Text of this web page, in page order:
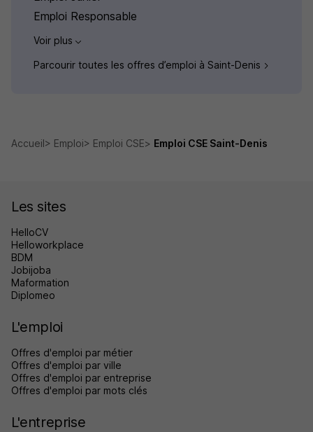
Emploi Responsable
Voir plus
Parcourir toutes les offres d’emploi à Saint-Denis
Accueil Emploi Emploi CSE Emploi CSE Saint-Denis
Les sites
HelloCV
Helloworkplace
BDM
Jobijoba
Maformation
Diplomeo
L'emploi
Offres d'emploi par métier
Offres d'emploi par ville
Offres d'emploi par entreprise
Offres d'emploi par mots clés
L'entreprise